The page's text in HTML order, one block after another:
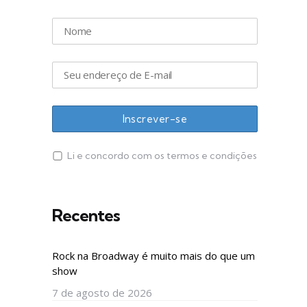
Li e concordo com os termos e condições
Recentes
Rock na Broadway é muito mais do que um
show
7 de agosto de 2026